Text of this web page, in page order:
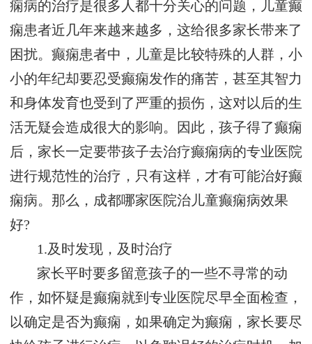
痫病的治疗是很多人都十分关心的问题，儿童癫
痫患者近几年来越来越多，这给很多家长带来了
困扰。癫痫患者中，儿童是比较特殊的人群，小
小的年纪却要忍受癫痫发作的痛苦，甚至其智力
和身体发育也受到了严重的损伤，这对以后的生
活无疑会造成很大的影响。因此，孩子得了癫痫
后，家长一定要带孩子去治疗癫痫病的专业医院
进行规范性的治疗，只有这样，才有可能治好癫
痫病。那么，成都哪家医院治儿童癫痫病效果
好?
1.及时发现，及时治疗
家长平时要多留意孩子的一些不寻常的动
作，如怀疑是癫痫就到专业医院尽早全面检查，
以确定是否为癫痫，如果确定为癫痫，家长要尽